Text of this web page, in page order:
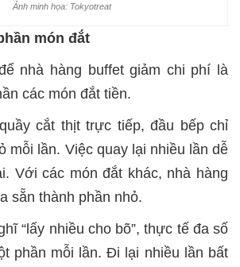
Ảnh minh họa: Tokyotreat
món đắt
nhà hàng buffet giảm chi phí là
các món đắt tiền.
cắt thịt trực tiếp, đầu bếp chỉ
mỗi lần. Việc quay lại nhiều lần dễ
Với các món đắt khác, nhà hàng
sẵn thành phần nhỏ.
“lấy nhiều cho bõ”, thực tế đa số
phần mỗi lần. Đi lại nhiều lần bất